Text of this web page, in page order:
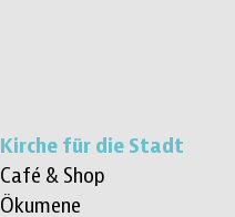
Kirche für die Stadt
Café & Shop
Ökumene